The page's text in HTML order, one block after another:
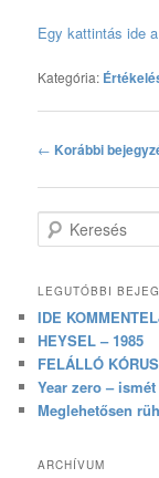
Egy kattintás ide
Kategória:
Bejegyzés
← Korábbi
Keresés
LEGUTÓBBI
IDE
HEYSEL – 1985
FELÁLLÓ
Year zero – ismét
Meglehetősen
ARCHÍVUM